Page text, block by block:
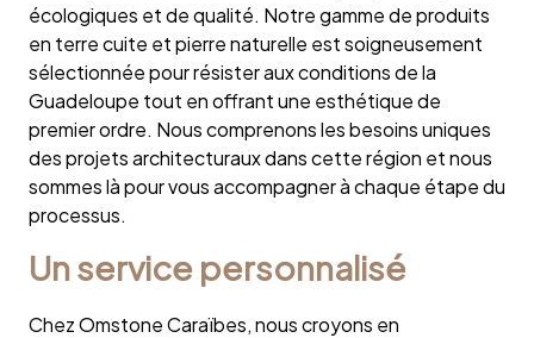
écologiques et de qualité. Notre gamme de produits
en terre cuite et pierre naturelle est soigneusement
sélectionnée pour résister aux conditions de la
Guadeloupe tout en offrant une esthétique de
premier ordre. Nous comprenons les besoins uniques
des projets architecturaux dans cette région et nous
sommes là pour vous accompagner à chaque étape du
processus.
Un service personnalisé
Chez Omstone Caraïbes, nous croyons en